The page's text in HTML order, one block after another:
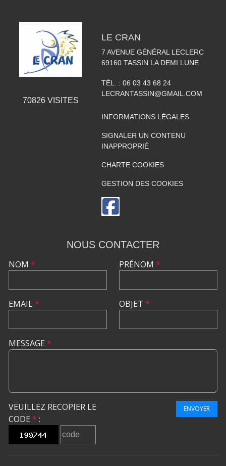
70826VISITES
LE CRAN
7 AVENUE GÉNÉRAL LECLERC
69160 TASSIN LA DEMI LUNE
TÉL. : 06 03 43 68 24
LECRANTASSIN@GMAIL.COM
INFORMATIONS LÉGALES
SIGNALER UN CONTENU
INAPPROPRIÉ
CHARTE COOKIES
GESTION DES COOKIES
NOUS CONTACTER
NOM *
EMAIL*
PRÉNOM *
OBJET *
MESSAGE *
VEUILLEZ RECOPIER LE
CODE * :
ENVOYER